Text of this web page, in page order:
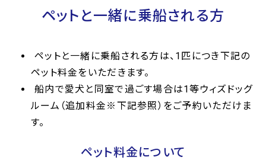
ペットと一緒に乗船される方
ペットと一緒に乗船される方は、1匹につき下記の
ペット料金をいただきます。
船内で愛犬と同室で過ごす場合は1等ウィズドッグ
ルーム（追加料金※下記参照）をご予約いただけま
す。
ペット料金について